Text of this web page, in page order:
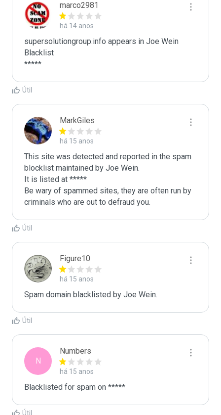
marco2981
há 14 anos
supersolutiongroup.info appears in Joe Wein
Blacklist
*****
Útil
MarkGiles
há 15 anos
This site was detected and reported in the spam
blocklist maintained by Joe Wein.
It is listed at *****
Be wary of spammed sites, they are often run by
criminals who are out to defraud you.
Útil
Figure10
há 15 anos
Spam domain blacklisted by Joe Wein.
Útil
N
Numbers
há 15 anos
Blacklisted for spam on *****
Útil